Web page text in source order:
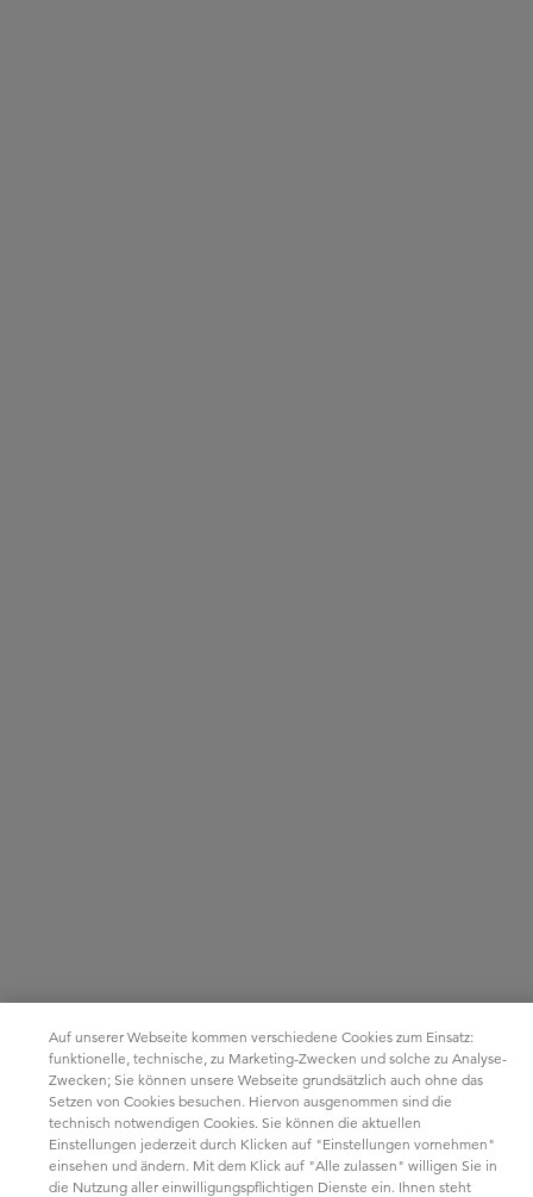
Auf unserer Webseite kommen verschiedene Cookies zum Einsatz:
funktionelle, technische, zu Marketing-Zwecken und solche zu Analyse-
Zwecken; Sie können unsere Webseite grundsätzlich auch ohne das
Setzen von Cookies besuchen. Hiervon ausgenommen sind die
technisch notwendigen Cookies. Sie können die aktuellen
Einstellungen jederzeit durch Klicken auf "Einstellungen vornehmen"
einsehen und ändern. Mit dem Klick auf "Alle zulassen" willigen Sie in
die Nutzung aller einwilligungspflichtigen Dienste ein. Ihnen steht